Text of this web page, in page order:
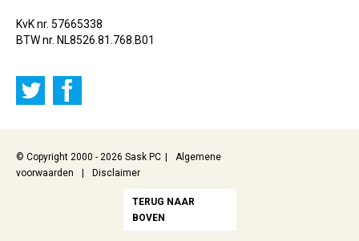
KvK nr. 57665338
BTW nr. NL8526.81.768.B01
© Copyright 2000 - 2026 Sask PC
Algemene
voorwaarden
Disclaimer
TERUG NAAR
BOVEN